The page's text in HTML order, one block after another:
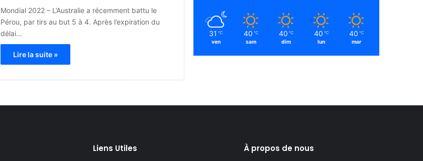
Mondial 2022 – L’Australie a récemment battu le
Pérou, par tirs au but 5 à 4. Après l’expiration du
délai…
Lire la suite »
31 ℃
ven
40 ℃
sam
40 ℃
dim
40 ℃
lun
40 ℃
mar
Liens Utiles À propos de nous